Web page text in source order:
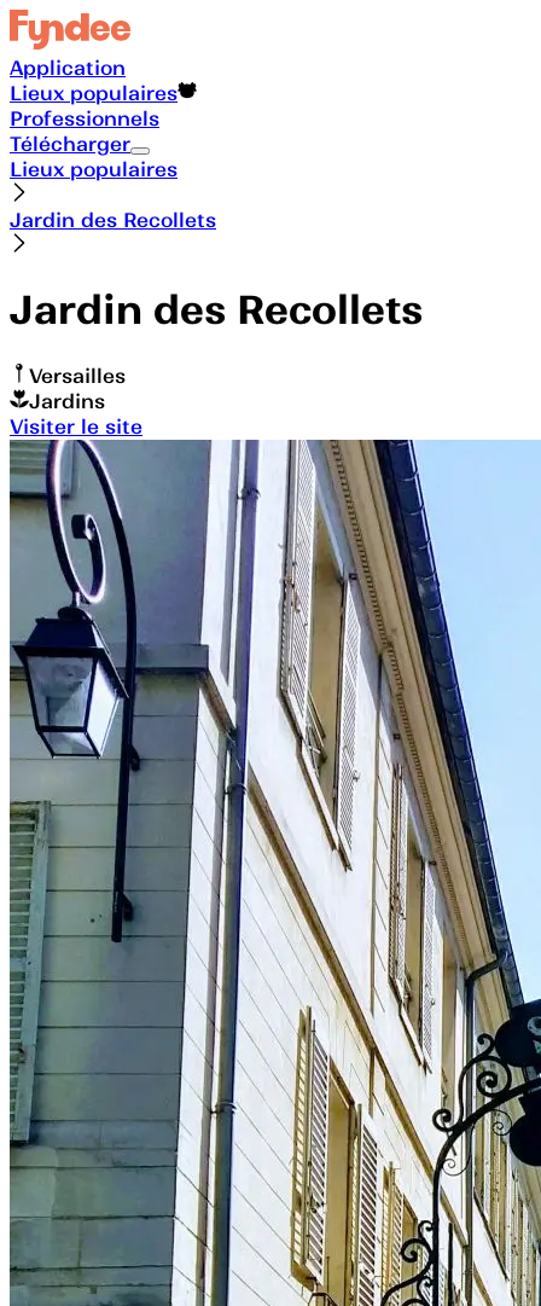
Application
Lieux populaires
Professionnels
Télécharger
Lieux populaires
Jardin des Recollets
Jardin des Recollets
Versailles
Jardins
Visiter le site